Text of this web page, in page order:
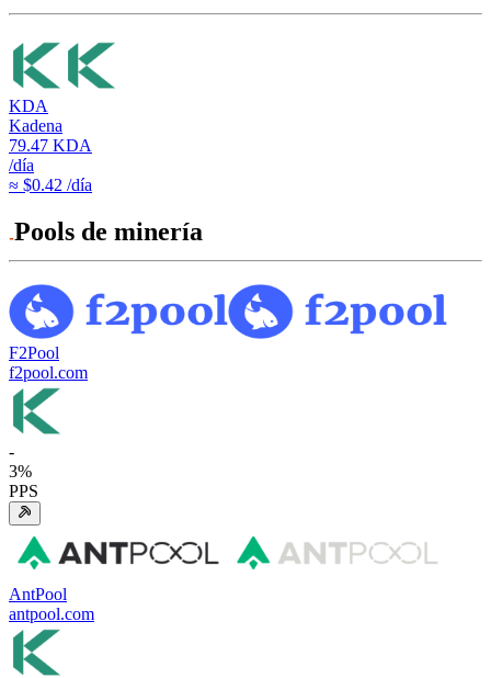
KDA
Kadena
79.47 KDA
/día
≈ $0.42 /día
Pools de minería
F2Pool
f2pool.com
-
3%
PPS
AntPool
antpool.com